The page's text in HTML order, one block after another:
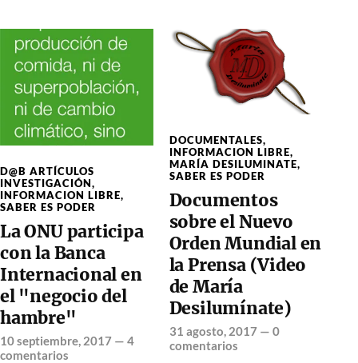
D@B ARTÍCULOS
INVESTIGACIÓN,
INFORMACION LIBRE,
SABER ES PODER
La ONU participa
con la Banca
Internacional en
el "negocio del
hambre"
10 septiembre, 2017 — 4
comentarios
DOCUMENTALES,
INFORMACION LIBRE,
MARÍA DESILUMINATE,
SABER ES PODER
Documentos
sobre el Nuevo
Orden Mundial en
la Prensa (Video
de María
Desilumínate)
31 agosto, 2017— 0
comentarios